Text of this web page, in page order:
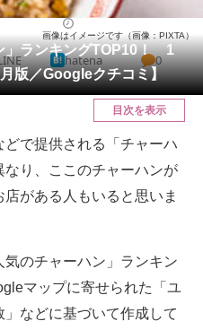
リサーチ
」ランキングTOP10！ 1
版／Googleクチコミ】
画像はイメージです（画像：PIXTA）
hatena 0
目次を表示
で提供される「チャーハ
り、ここのチャーハンが
がある人もいると思いま
のチャーハン」ランキン
マップに寄せられた「ユ
などに基づいて作成して